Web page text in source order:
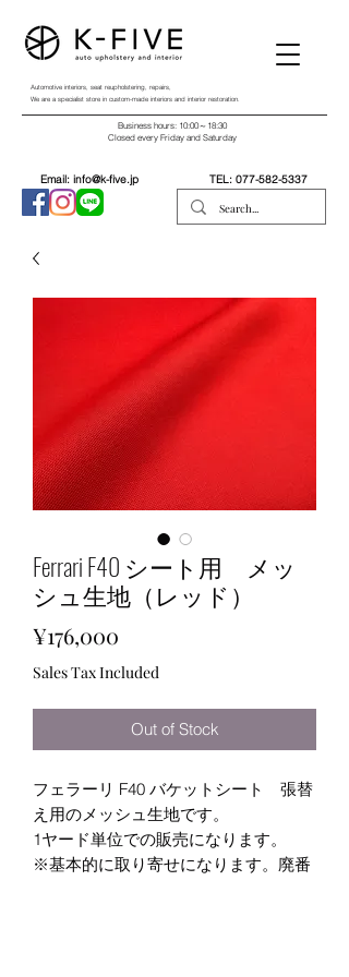
Automotive interiors, seat reupholstering, repairs,
We are a specialist store in custom-made interiors and interior restoration.
Email: info@k-five.jp TEL: 077-582-5337
Business hours: 10:00～18:30
Closed every Friday and Saturday
Ferrari F40 シート用 メッ
シュ生地（レッド）
¥176,000
Sales Tax Included
Out of Stock
フェラーリ F40 バケットシート 張替
え用のメッシュ生地です。
1ヤード単位での販売になります。
※基本的に取り寄せになります。廃番